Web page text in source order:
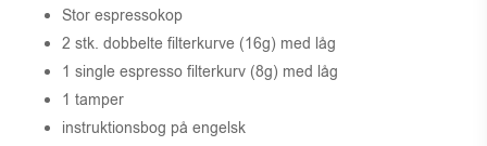
Stor espressokop
2 stk. dobbelte filterkurve (16g) med låg
1 single espresso filterkurv (8g) med låg
1 tamper
instruktionsbog på engelsk